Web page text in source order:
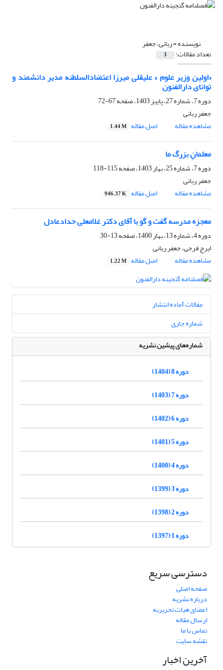
نویسنده =ربانی، جعفر
تعداد مقالات: 3
«اولین وزیر علوم » علیقلی میرزا اعتضادالسلطنه مدیر دانشمند و
توانای دارالفنون
دوره 7، شماره 27، پاییز 1403، صفحه
67-72
جعفر ربانی
مشاهده مقاله
اصل مقاله 1.44 M
معلمانِ بزرگ ما
دوره 7، شماره 25، بهار 1403، صفحه
115-118
جعفر ربانی
مشاهده مقاله
اصل مقاله 946.37 K
معجزه مدرسه گفت و گو با آقای دکتر غلامعلی حدادعادل
دوره 4، شماره 13، بهار 1400، صفحه
13-30
ایرج فرجی، جعفر ربانی
مشاهده مقاله
اصل مقاله 1.22 M
مقالات آماده انتشار
شماره جاری
شماره‌های پیشین نشریه
دوره 8 (1404)
دوره 7 (1403)
دوره 6 (1402)
دوره 5 (1401)
دوره 4 (1400)
دوره 3 (1399)
دوره 2 (1398)
دوره 1 (1397)
دسترسی سریع
صفحه اصلی
درباره نشریه
اعضای هیات تحریریه
ارسال مقاله
تماس با ما
نقشه سایت
آخرین اخبار